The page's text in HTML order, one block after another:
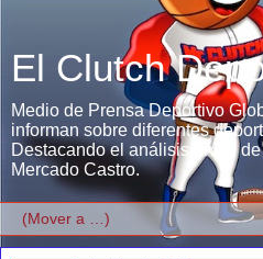
El Clutch
Medio de Prensa Deportivo
informan sobre diferentes
Destacando el análisis único
Mercado Castro.